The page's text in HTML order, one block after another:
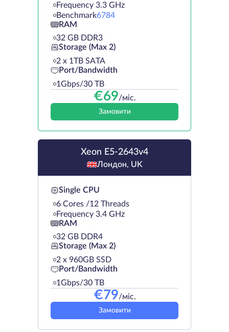
Frequency 3.3 GHz
Benchmark6784
RAM
32 GB DDR3
Storage (Max 2)
2 х 1TB SATA
Port/Bandwidth
1Gbps/30 TB
€69/міс.
Замовити
Xeon E5-2643v4
Лондон, UK
Single CPU
6 Cores /12 Threads
Frequency 3.4 GHz
RAM
32 GB DDR4
Storage (Max 2)
2 х 960GB SSD
Port/Bandwidth
1Gbps/30 TB
€79/міс.
Замовити